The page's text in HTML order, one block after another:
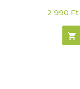
2 990 Ft